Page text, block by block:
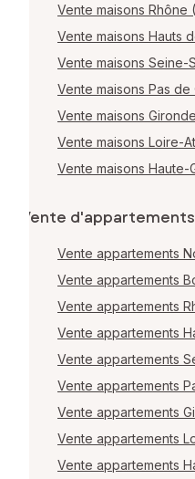
Vente maisons Rhône
Vente maisons Hauts
Vente maisons Seine-
Vente maisons Pas de
Vente maisons
Vente maisons Loire-
Vente maisons Haute-
Vente d'appartements
Vente appartements
Vente appartements
Vente appartements
Vente appartements
Vente appartements
Vente appartements
Vente appartements
Vente appartements
Vente appartements